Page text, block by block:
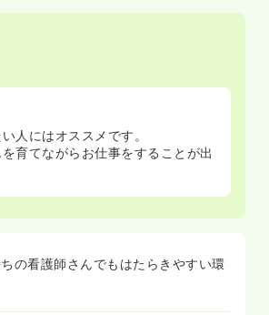
人にはオススメです。
育てながらお仕事をすることが出
の看護師さんでもはたらきやすい環